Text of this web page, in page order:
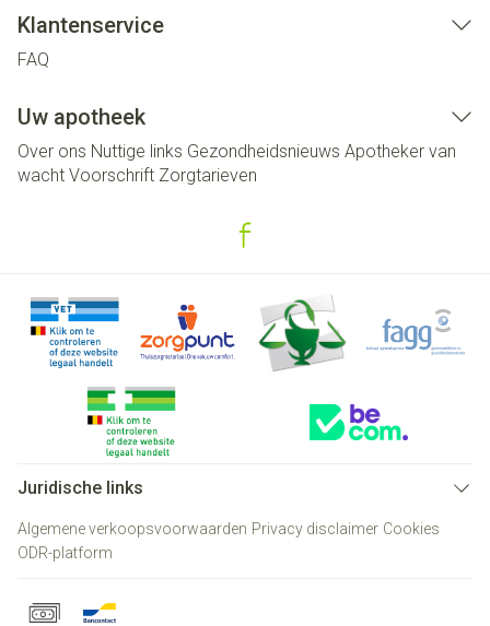
Klantenservice
FAQ
Uw apotheek
Over ons Nuttige links Gezondheidsnieuws Apotheker van
wacht Voorschrift Zorgtarieven
Juridische links
Algemene verkoopsvoorwaarden Privacy disclaimer Cookies
ODR-platform